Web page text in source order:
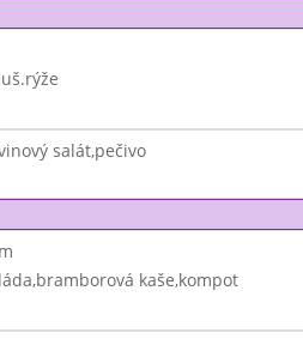
salát,pečivo
kaše,kompot